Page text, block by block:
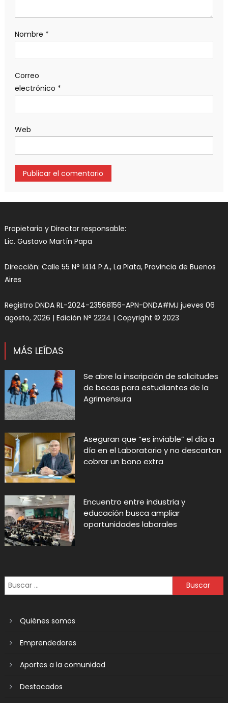
Nombre *
Correo
electrónico *
Web
Propietario y Director responsable:
Lic. Gustavo Martín Papa
Dirección: Calle 55 N° 1414 P.A., La Plata, Provincia de Buenos
Aires
Registro DNDA RL-2024-23568156-APN-DNDA#MJ jueves 06
agosto, 2026 | Edición N° 2224 | Copyright © 2023
MÁS LEÍDAS
Se abre la inscripción de solicitudes
de becas para estudiantes de la
Agrimensura
Aseguran que “es inviable” el día a
día en el Laboratorio y no descartan
cobrar un bono extra
Encuentro entre industria y
educación busca ampliar
oportunidades laborales
Quiénes somos
Emprendedores
Aportes a la comunidad
Destacados